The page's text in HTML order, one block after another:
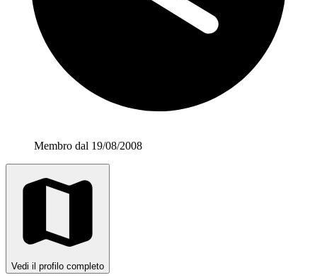
Membro dal 19/08/2008
Vedi il profilo completo